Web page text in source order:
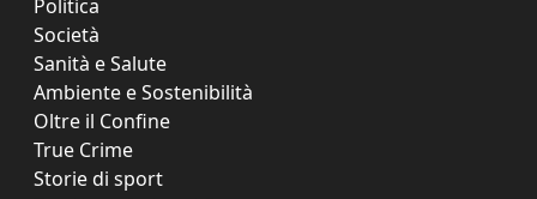
Politica
Società
Sanità e Salute
Ambiente e Sostenibilità
Oltre il Confine
True Crime
Storie di sport